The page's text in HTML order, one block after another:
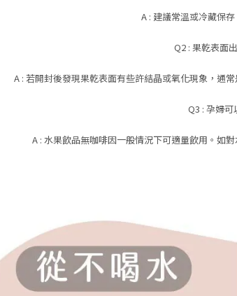
A : 建議常溫或冷藏保
Q2 : 果乾表面
A : 若開封後發現果乾表面有些許結晶或氧化現象，通
Q3 : 孕婦可
A : 水果飲品無咖啡因一般情況下可適量飲用。如